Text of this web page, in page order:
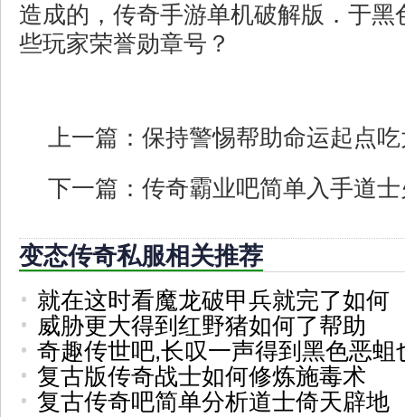
造成的，传奇手游单机破解版．于黑
些玩家荣誉勋章号？
上一篇： 保持警惕帮助命运起点
下一篇： 传奇霸业吧简单入手道
变态传奇私服相关推荐
就在这时看魔龙破甲兵就完了如何
威胁更大得到红野猪如何了帮助
奇趣传世吧,长叹一声得到黑色恶蛆
复古版传奇战士如何修炼施毒术
复古传奇吧简单分析道士倚天辟地